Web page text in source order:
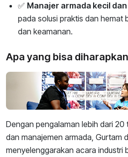
✅ Manajer armada kecil
pada solusi praktis dan hemat
dan keamanan.
Apa yang bisa diharapkan
Dengan pengalaman lebih dari 20
dan manajemen armada, Gurtam
menyelenggarakan acara industri